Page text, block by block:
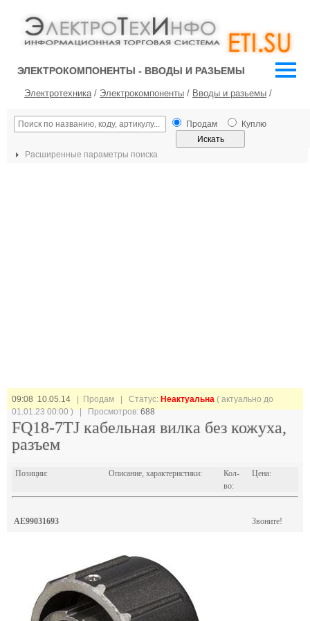
ЭЛЕКТРОКОМПОНЕНТЫ - ВВОДЫ И РАЗЬЕМЫ
Электротехника/ Электрокомпоненты / Вводы и разьемы /
Продам Куплю
Расширенные параметры поиска
09:08 10.05.14 | Продам | Статус: Неактуальна ( актуально до
01.01.23 00:00 ) | Просмотров:688
FQ18-7TJ кабельная вилка без кожуха,
разъем
Позиции: Описание, характеристики:
Кол-
во:
Цена:
AE99031693 Звоните!